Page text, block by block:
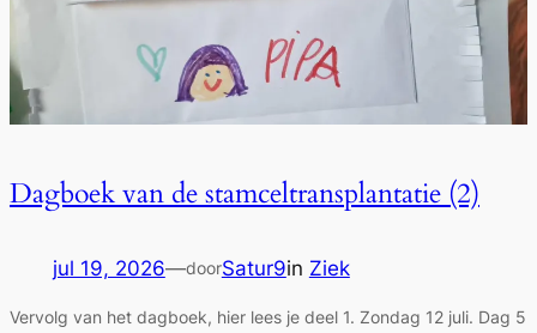
Dagboek van de stamceltransplantatie (2)
jul 19, 2026—doorSatur9in Ziek
Vervolg van het dagboek, hier lees je deel 1. Zondag 12 juli. Dag 5